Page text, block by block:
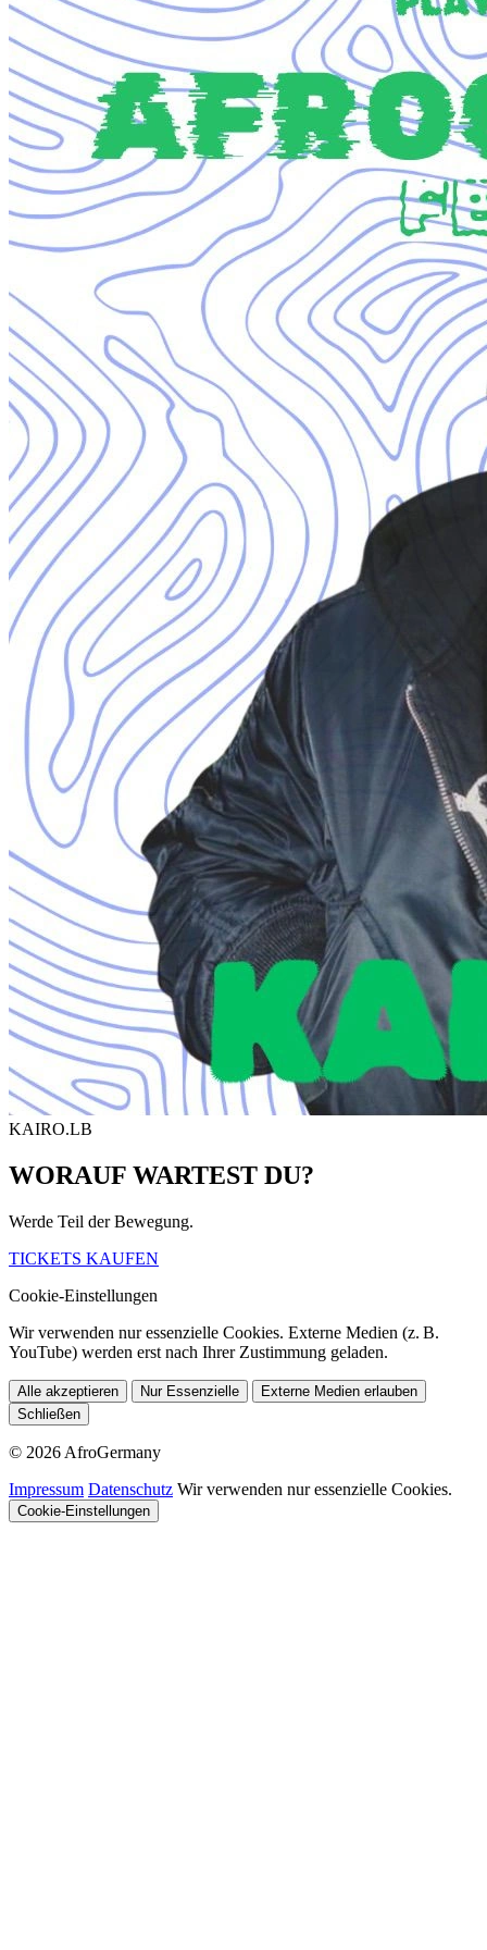
KAIRO.LB
WORAUF WARTEST DU?
Werde Teil der Bewegung.
TICKETS KAUFEN
Cookie-Einstellungen
Wir verwenden nur essenzielle Cookies. Externe Medien (z. B.
YouTube) werden erst nach Ihrer Zustimmung geladen.
Alle akzeptieren Nur Essenzielle
Externe Medien erlauben
Schließen
© 2026 AfroGermany
Impressum Datenschutz Wir verwenden nur essenzielle Cookies.
Cookie-Einstellungen